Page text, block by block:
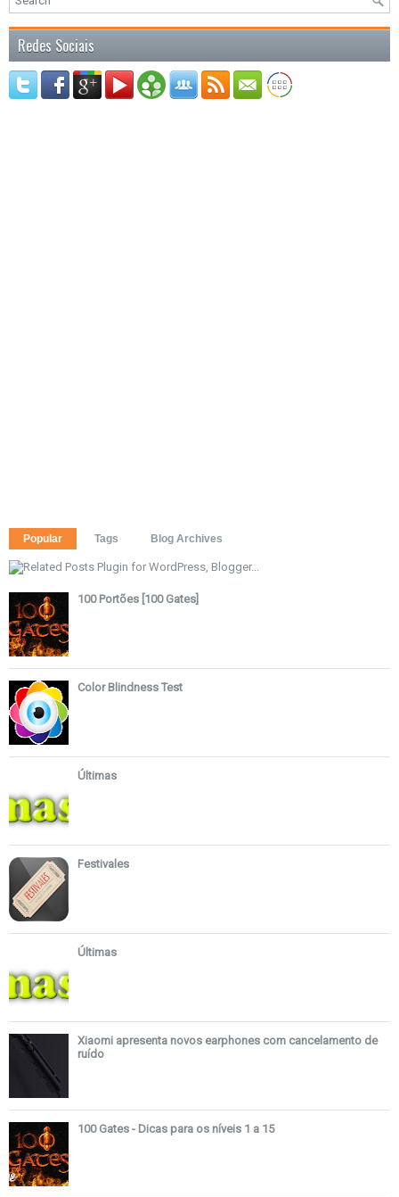
Redes Sociais
Popular Tags Blog Archives
100 Portões [100 Gates]
Color Blindness Test
Últimas
Festivales
Últimas
Xiaomi apresenta novos earphones com cancelamento de
ruído
100 Gates - Dicas para os níveis 1 a 15